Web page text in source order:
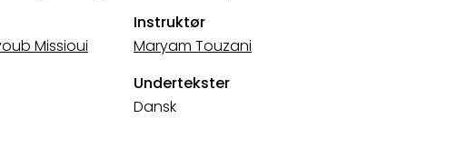
Missioui
Instruktør
Maryam Touzani
Undertekster
Dansk